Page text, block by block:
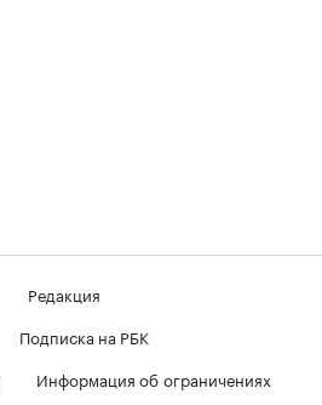
Редакция
Подписка на РБК
Информация об ограничениях